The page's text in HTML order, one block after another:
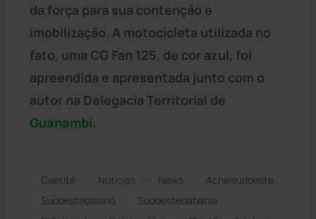
da força para sua contenção e
imobilização. A motocicleta utilizada no
fato, uma CG Fan 125, de cor azul, foi
apreendida e apresentada junto com o
autor na Delegacia Territorial de
Guanambi.
Caetité Notícias News
Acheisudoeste
Sudoestebaiano
Sudoestedabahia